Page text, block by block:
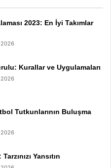
2023: En İyi Takımlar
Kurallar ve Uygulamaları
Tutkunlarının Buluşma
Yansıtın